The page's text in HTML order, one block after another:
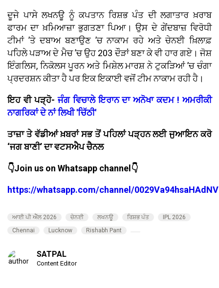
ਦੂਜੇ ਪਾਸੇ ਲਖਨਊ ਨੂੰ ਕਪਤਾਨ ਰਿਸ਼ਭ ਪੰਤ ਦੀ ਲਗਾਤਾਰ ਖ਼ਰਾਬ
ਫਾਰਮ ਦਾ ਖ਼ਮਿਆਜ਼ਾ ਭੁਗਤਣਾ ਪਿਆ। ਉਸ ਦੇ ਗੇਂਦਬਾਜ਼ ਵਿਰੋਧੀ
ਟੀਮਾਂ ’ਤੇ ਦਬਾਅ ਬਣਾਉਣ ’ਚ ਨਾਕਾਮ ਰਹੇ ਅਤੇ ਚੇਨਈ ਖ਼ਿਲਾਫ਼
ਪਹਿਲੇ ਪੜਾਅ ਦੇ ਮੈਚ ’ਚ ਉਹ 203 ਦੌੜਾਂ ਬਣਾ ਕੇ ਵੀ ਹਾਰ ਗਏ। ਜੋਸ਼
ਇੰਗਲਿਸ, ਨਿਕੋਲਸ ਪੂਰਨ ਅਤੇ ਮਿਸ਼ੇਲ ਮਾਰਸ਼ ਨੇ ਟੁਕੜਿਆਂ ’ਚ ਚੰਗਾ
ਪ੍ਰਦਰਸ਼ਨ ਕੀਤਾ ਹੈ ਪਰ ਇਕ ਇਕਾਈ ਵਜੋਂ ਟੀਮ ਨਾਕਾਮ ਰਹੀ ਹੈ।
ਇਹ ਵੀ ਪੜ੍ਹੋ-ਜੰਗ ਵਿਚਾਲੇ ਇਰਾਨ ਦਾ ਅਨੋਖਾ ਕਦਮ ! ਅਮਰੀਕੀ
ਨਾਗਰਿਕਾਂ ਦੇ ਨਾਂ ਲਿਖੀ 'ਚਿੱਠੀ'
ਤਾਜ਼ਾ ਤੇ ਵੱਡੀਆਂ ਖ਼ਬਰਾਂ ਸਭ ਤੋਂ ਪਹਿਲਾਂ ਪੜ੍ਹਨ ਲਈ ਜੁਆਇਨ ਕਰੋ
‘ਜਗ ਬਾਣੀ’ ਦਾ ਵਟਸਐਪ ਚੈਨਲ
👇Join us on Whatsapp channel👇
https://whatsapp.com/channel/
ਆਈ ਪੀ ਐੱਲ 2026 ਚੇਨਈ ਲਖਨਊ ਰਿਸ਼ਭ ਪੰਤ
IPL 2026
Chennai
Lucknow Rishabh Pant
SATPAL
Content Editor